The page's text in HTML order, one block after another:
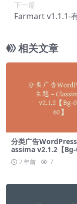
下一篇
Farmart v1.1.1-
相关文章
分类广告
assima v2.1.2【Bg-
2 年前 7